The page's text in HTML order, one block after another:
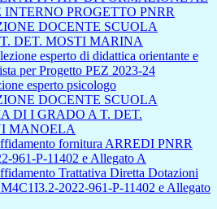
INTERNO PROGETTO PNRR
DOCENTE SCUOLA
DET. MOSTI MARINA
esperto di didattica orientante e
per Progetto PEZ 2023-24
esperto psicologo
DOCENTE SCUOLA
DI I GRADO A T. DET.
MANOELA
fornitura ARREDI PNRR
961-P-11402 e Allegato A
Trattativa Diretta Dotazioni
2022-961-P-11402 e Allegato